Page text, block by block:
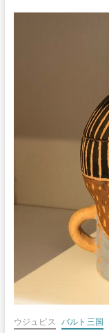
ウジュピス バルト三国